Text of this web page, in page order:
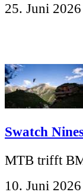
25. Juni 2026
Swatch
MTB trifft
10. Juni 2026